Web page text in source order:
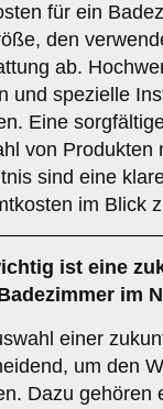
für ein
den
ab.
und spezielle
Eine
von Produkten
sind eine
im Blick
ist eine
im
einer
um den
Dazu gehören